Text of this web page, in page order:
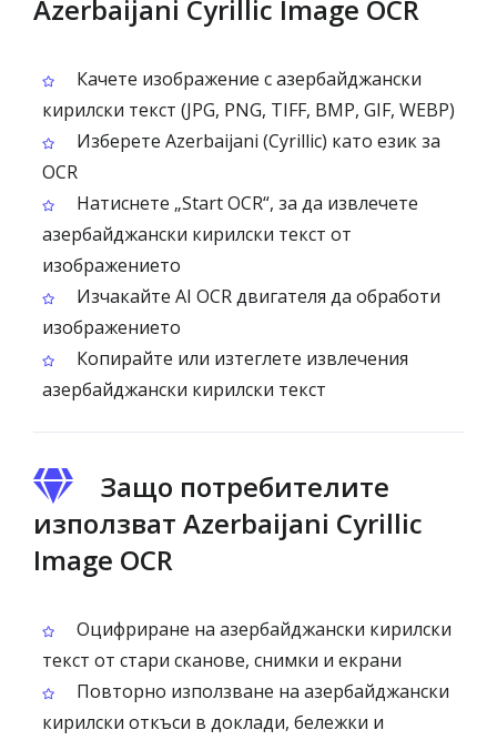
Azerbaijani Cyrillic Image OCR
Качете изображение с азербайджански
кирилски текст (JPG, PNG, TIFF, BMP, GIF, WEBP)
Изберете Azerbaijani (Cyrillic) като език за
OCR
Натиснете „Start OCR“, за да извлечете
азербайджански кирилски текст от
изображението
Изчакайте AI OCR двигателя да обработи
изображението
Копирайте или изтеглете извлечения
азербайджански кирилски текст
Защо потребителите
използват Azerbaijani Cyrillic
Image OCR
Оцифриране на азербайджански кирилски
текст от стари сканове, снимки и екрани
Повторно използване на азербайджански
кирилски откъси в доклади, бележки и